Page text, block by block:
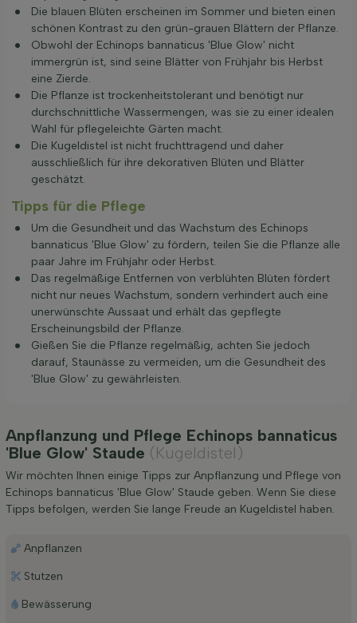
Die blauen Blüten erscheinen im Sommer und bieten einen
schönen Kontrast zu den grün-grauen Blättern der Pflanze.
Obwohl der Echinops bannaticus 'Blue Glow' nicht
immergrün ist, sind seine Blätter von Frühjahr bis Herbst
eine Zierde.
Die Pflanze ist trockenheitstolerant und benötigt nur
durchschnittliche Wassermengen, was sie zu einer idealen
Wahl für pflegeleichte Gärten macht.
Die Kugeldistel ist nicht fruchttragend und daher
ausschließlich für ihre dekorativen Blüten und Blätter
geschätzt.
Tipps für die Pflege
Um die Gesundheit und das Wachstum des Echinops
bannaticus 'Blue Glow' zu fördern, teilen Sie die Pflanze alle
paar Jahre im Frühjahr oder Herbst.
Das regelmäßige Entfernen von verblühten Blüten fördert
nicht nur neues Wachstum, sondern verhindert auch eine
unerwünschte Aussaat und erhält das gepflegte
Erscheinungsbild der Pflanze.
Gießen Sie die Pflanze regelmäßig, achten Sie jedoch
darauf, Staunässe zu vermeiden, um die Gesundheit des
'Blue Glow' zu gewährleisten.
Anpflanzung und Pflege Echinops bannaticus
'Blue Glow' Staude (Kugeldistel)
Wir möchten Ihnen einige Tipps zur Anpflanzung und Pflege von
Echinops bannaticus 'Blue Glow' Staude geben. Wenn Sie diese
Tipps befolgen, werden Sie lange Freude an Kugeldistel haben.
Anpflanzen
Stutzen
Bewässerung